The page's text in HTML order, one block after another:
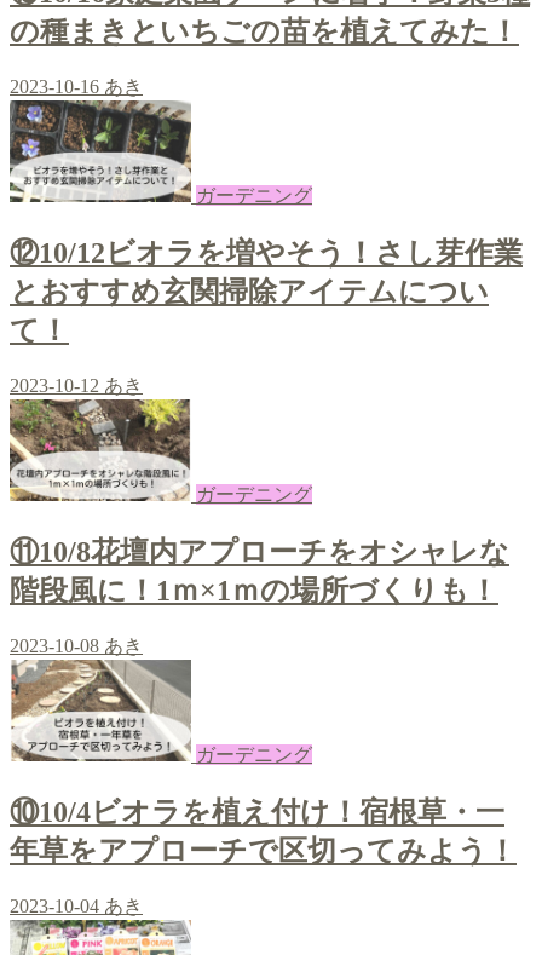
の種まきといちごの苗を植えてみた！
2023-10-16 あき
ガーデニング
⑫10/12ビオラを増やそう！さし芽作業
とおすすめ玄関掃除アイテムについ
て！
2023-10-12 あき
ガーデニング
⑪10/8花壇内アプローチをオシャレな
階段風に！1ｍ×1ｍの場所づくりも！
2023-10-08 あき
ガーデニング
⑩10/4ビオラを植え付け！宿根草・一
年草をアプローチで区切ってみよう！
2023-10-04 あき